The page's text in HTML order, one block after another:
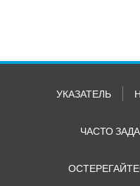
УКАЗАТЕЛЬ
ЧАСТО